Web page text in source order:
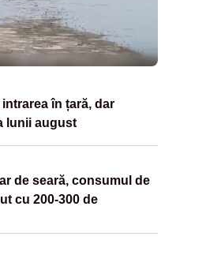
în țară, dar
lunii august
de seară, consumul de
cu 200-300 de